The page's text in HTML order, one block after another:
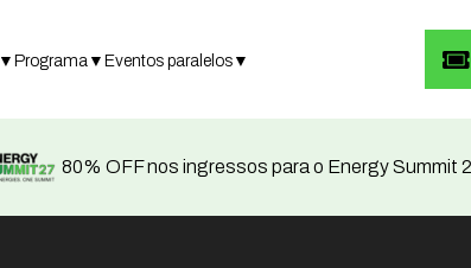
▼Programa ▼Eventos paralelos ▼
80% OFF nos ingressos para o Energy Summit